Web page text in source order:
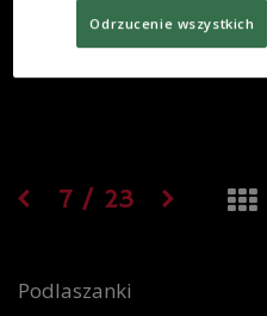
7 / 23
Podlaszanki
Odrzucenie wszystkich